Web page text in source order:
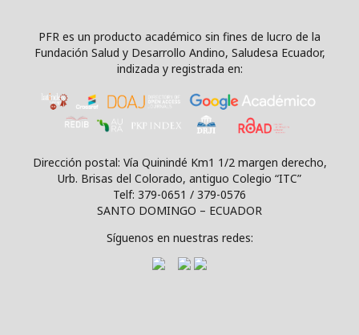
PFR es un producto académico sin fines de lucro de la
Fundación Salud y Desarrollo Andino, Saludesa Ecuador,
indizada y registrada en:
Dirección postal: Vía Quinindé Km1 1/2 margen derecho,
Urb. Brisas del Colorado, antiguo Colegio “ITC”
Telf: 379-0651 / 379-0576
SANTO DOMINGO – ECUADOR
Síguenos en nuestras redes: